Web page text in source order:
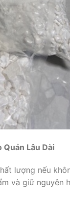
Quản Lâu Dài
lượng nếu
và giữ nguyên